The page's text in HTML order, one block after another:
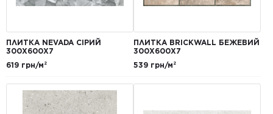
ПЛИТКА NEVADA СІРИЙ
300Х600Х7
619 грн/м²
ПЛИТКА BRICKWALL БЕЖЕВИЙ
300Х600Х7
539 грн/м²